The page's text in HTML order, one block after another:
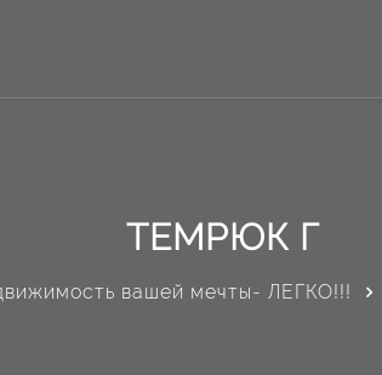
ТЕМРЮК Г
вашей мечты- ЛЕГКО!!!